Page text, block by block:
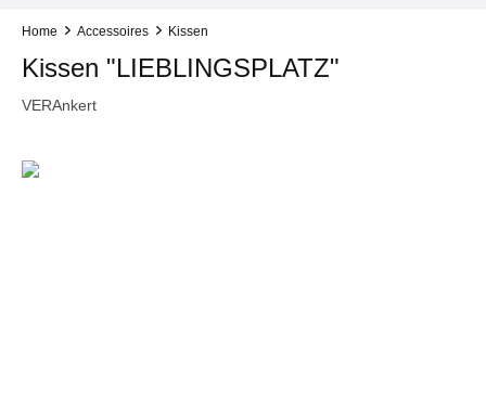
Home Accessoires Kissen
Kissen "LIEBLINGSPLATZ"
VERAnkert
Bildergalerie überspringen